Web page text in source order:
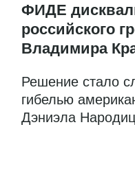
ФИДЕ
российского
Владимира
Решение стало
гибелью
Дэниэла